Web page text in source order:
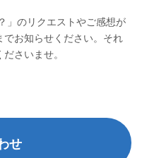
」のリクエストやご感想が
お知らせください。それ
さいませ。
せ